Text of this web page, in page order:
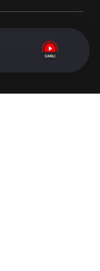
& Geliştirme :